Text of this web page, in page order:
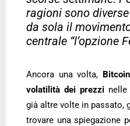
ragioni sono
da sola il
centrale “l’opzione
Ancora una volta, Bitcoin
volatilità dei prezzi
già altre volte in passato,
trovare una spiegazione